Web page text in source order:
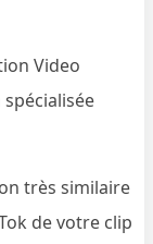
Video
très similaire
de votre clip